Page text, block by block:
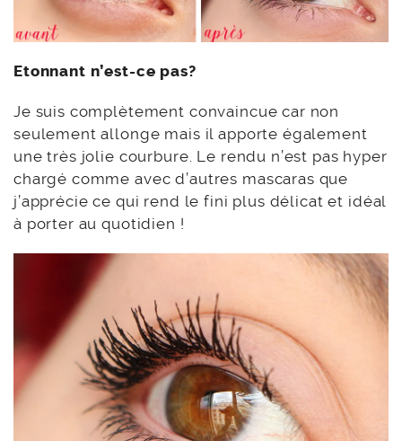
Etonnant n’est-ce pas?
Je suis complètement convaincue car non
seulement allonge mais il apporte également
une très jolie courbure. Le rendu n’est pas hyper
chargé comme avec d’autres mascaras que
j’apprécie ce qui rend le fini plus délicat et idéal
à porter au quotidien !